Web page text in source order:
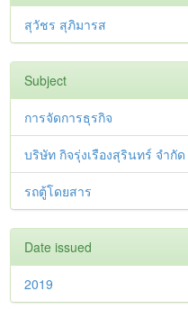
สุวัชร สุภิมารส
Subject
การจัดการธุรกิจ
บริษัท กิจรุ่งเรืองสุรินทร์ จำกัด
รถตู้โดยสาร
Date issued
2019